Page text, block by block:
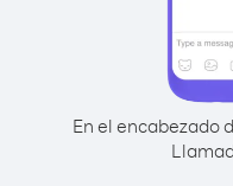
En el encabezado